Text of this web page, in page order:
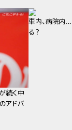
続く中
アドバ
車内、病院内
る？